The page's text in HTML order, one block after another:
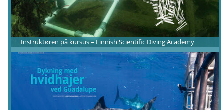
Instruktøren på kursus – Finnish Scientific Diving Academy